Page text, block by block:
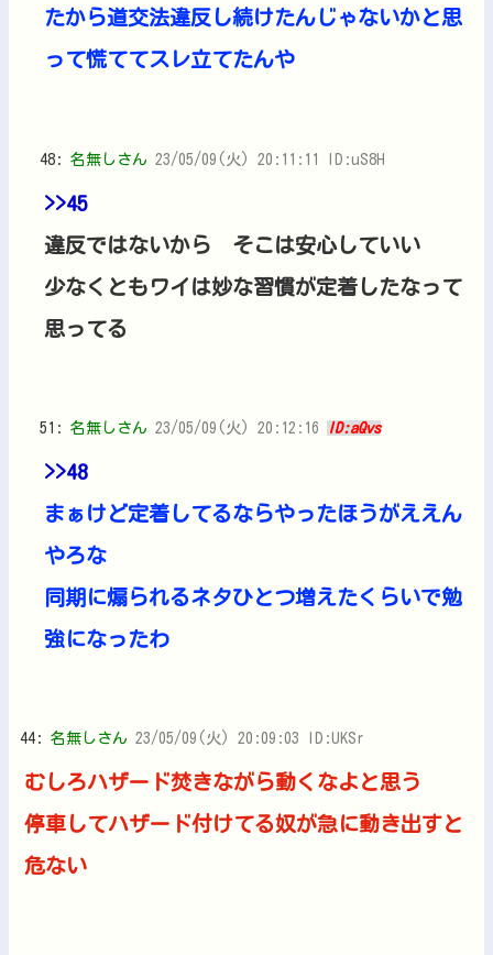
たから道交法違反し続けたんじゃないかと思
って慌ててスレ立てたんや
48: 名無しさん 23/05/09(火) 20:11:11 ID:uS8H
>>45
違反ではないから そこは安心していい
少なくともワイは妙な習慣が定着したなって
思ってる
51: 名無しさん 23/05/09(火) 20:12:16 ID:aQvs
>>48
まぁけど定着してるならやったほうがええん
やろな
同期に煽られるネタひとつ増えたくらいで勉
強になったわ
44: 名無しさん 23/05/09(火) 20:09:03 ID:UKSr
むしろハザード焚きながら動くなよと思う
停車してハザード付けてる奴が急に動き出すと
危ない